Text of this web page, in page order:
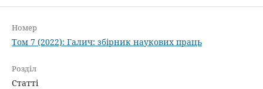
Номер
Том 7 (2022): Галич: збірник наукових праць
Розділ
Статті